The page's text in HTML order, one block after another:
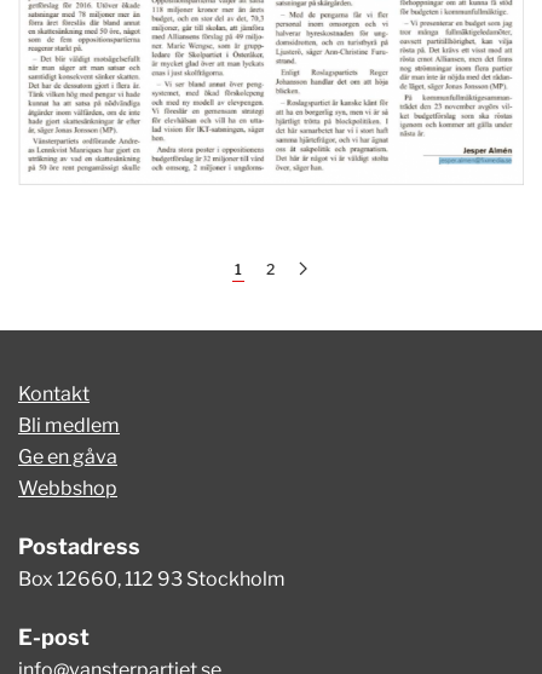
1 2
Kontakt
Bli medlem
Ge en gåva
Webbshop
Postadress
Box 12660, 112 93 Stockholm
E-post